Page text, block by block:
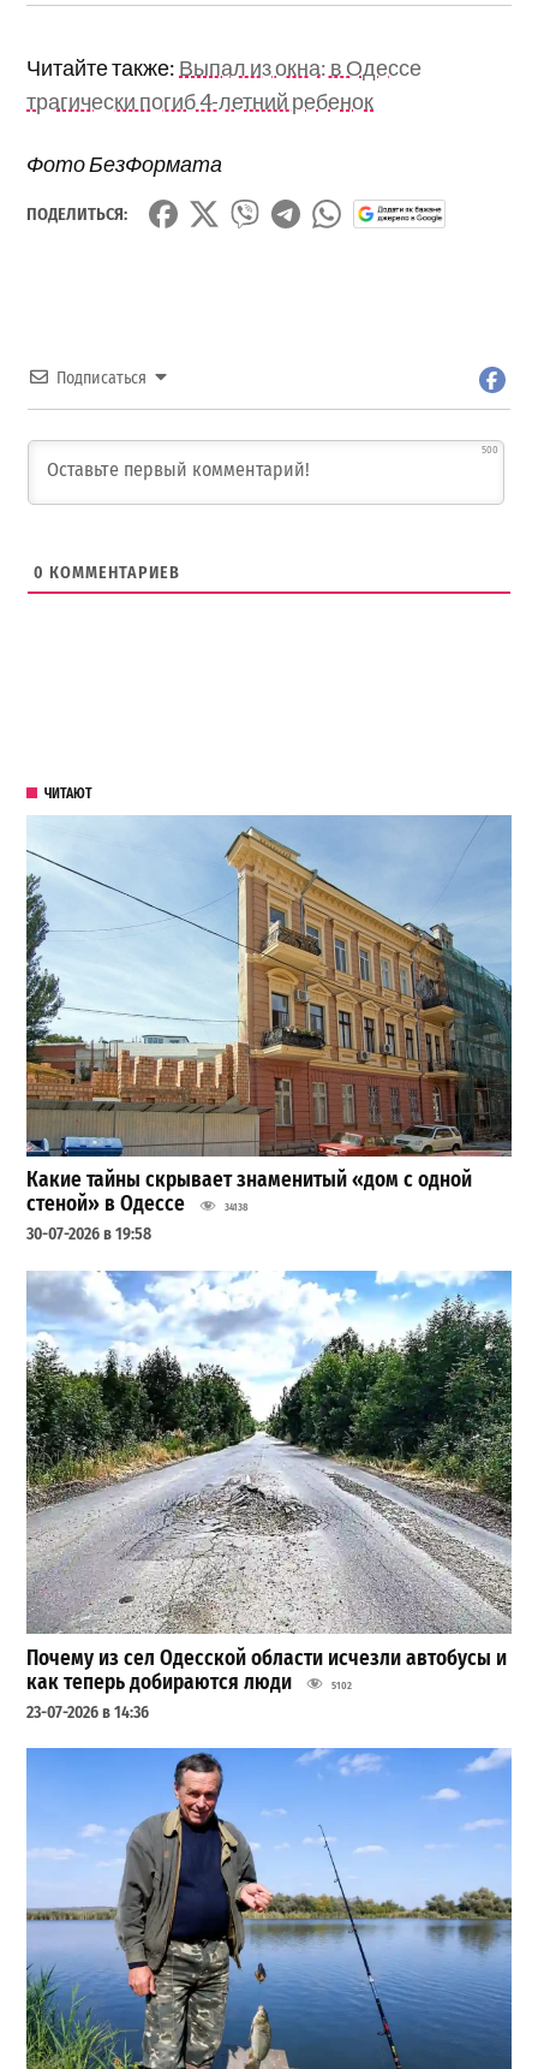
Читайте также: Выпал из окна: в Одессе
трагически погиб 4-летний ребенок
Фото БезФормата
ПОДЕЛИТЬСЯ:
Подписаться
500
0 КОММЕНТАРИЕВ
ЧИТАЮТ
Какие тайны скрывает знаменитый «дом с одной
стеной» в Одессе
34138
30-07-2026 в 19:58
Почему из сел Одесской области исчезли автобусы и
как теперь добираются люди
5102
23-07-2026 в 14:36